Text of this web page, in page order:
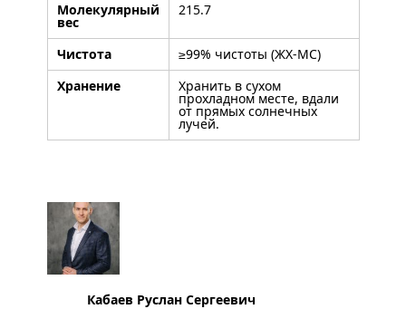
Молекулярный
вес
215.7
Чистота
≥99% чистоты (ЖХ-МС)
Хранение
Хранить в сухом
прохладном месте, вдали
от прямых солнечных
лучей.
Кабаев Руслан Сергеевич